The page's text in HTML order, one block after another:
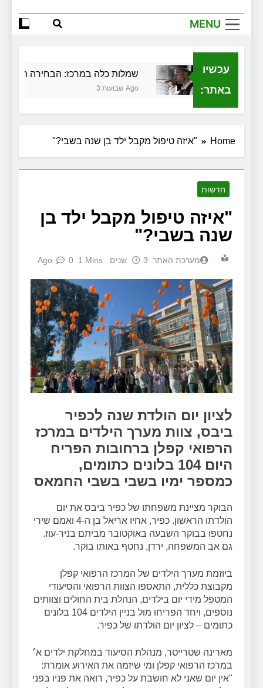
שירותי הקריינות המקצועיים של ויקטוריה
זכויות שמתחילות בעיר: מי מגן עליכם מול
המוסד והביטוחים בירושלים
MENU
עכשיו
באתר:
שמלות כלה במרכז: הבחירה הנכונה
3 שבועות Ago
בגירושין
Home "איזה טיפול מקבל ילד בן שנה בשבי?"
חדשות
"איזה טיפול מקבל ילד בן
שנה בשבי?"
מערכת האתר 3 שנים Ago 0 1 Mins
לציון יום הולדת שנה לכפיר
ביבס, צוות מערך הילדים במרכז
הרפואי קפלן ברחובות הפריח
היום 104 בלונים כתומים,
כמספר ימיו בשבי בשבי החמאס
הבוקר מציינת משפחתו של כפיר ביבס את יום
הולדתו הראשון. כפיר, אחיו אריאל בן ה-4 ואמם שירי
נחטפו בבוקר השבעה באוקטובר מביתם בניר-עוז.
גם אב המשפחה, ירדן, נחטף באותו בוקר.
ביוזמת מערך הילדים של המרכז הרפואי קפלן
מקבוצת כללית, התאספו הצוות הרפואי והסיעודי
המטפל מידי יום בילדים, הנהלת בית החולים וצוותים
נוספים, ויחד הפריחו מול בניין הילדים 104 בלונים
כתומים – לציון יום הולדתו של כפיר.
מארינה שטרייטר, מנהלת הסיעוד במחלקת ילדים א׳
במרכז הרפואי קפלן ומי שיזמה את האירוע אומרת:
"אין יום שאני לא חושבת על כפיר, רואה את פניו בפני